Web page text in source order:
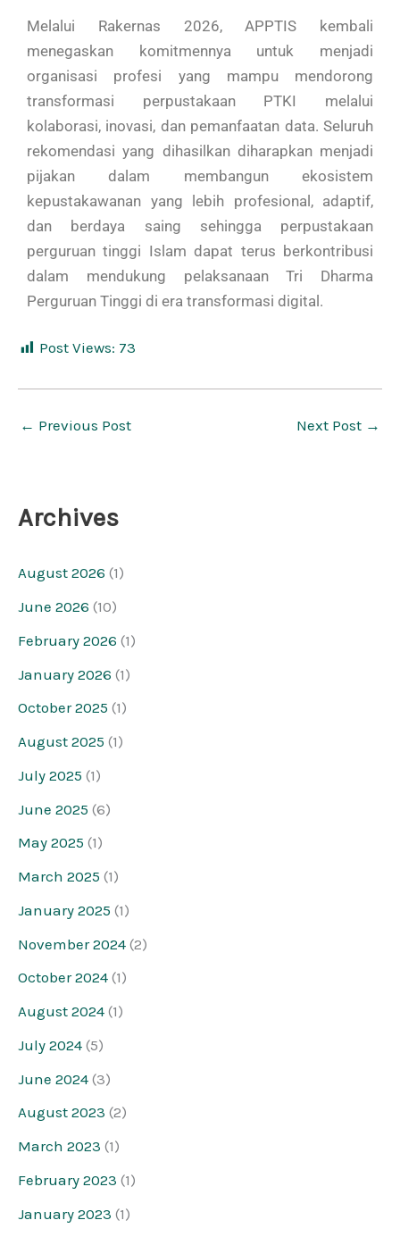
Melalui Rakernas 2026, APPTIS kembali
menegaskan komitmennya untuk menjadi
organisasi profesi yang mampu mendorong
transformasi perpustakaan PTKI melalui
kolaborasi, inovasi, dan pemanfaatan data. Seluruh
rekomendasi yang dihasilkan diharapkan menjadi
pijakan dalam membangun ekosistem
kepustakawanan yang lebih profesional, adaptif,
dan berdaya saing sehingga perpustakaan
perguruan tinggi Islam dapat terus berkontribusi
dalam mendukung pelaksanaan Tri Dharma
Perguruan Tinggi di era transformasi digital.
Post Views: 73
← Previous Post Next Post →
Archives
August 2026 (1)
June 2026 (10)
February 2026 (1)
January 2026 (1)
October 2025 (1)
August 2025 (1)
July 2025 (1)
June 2025 (6)
May 2025 (1)
March 2025 (1)
January 2025 (1)
November 2024 (2)
October 2024 (1)
August 2024 (1)
July 2024 (5)
June 2024 (3)
August 2023 (2)
March 2023 (1)
February 2023 (1)
January 2023 (1)